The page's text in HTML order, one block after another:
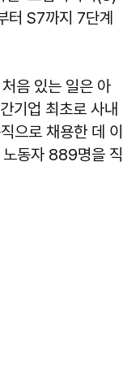
터 S7까지 7단계
음 있는 일은 아
기업 최초로 사내
으로 채용한 데 이
동자 889명을 직